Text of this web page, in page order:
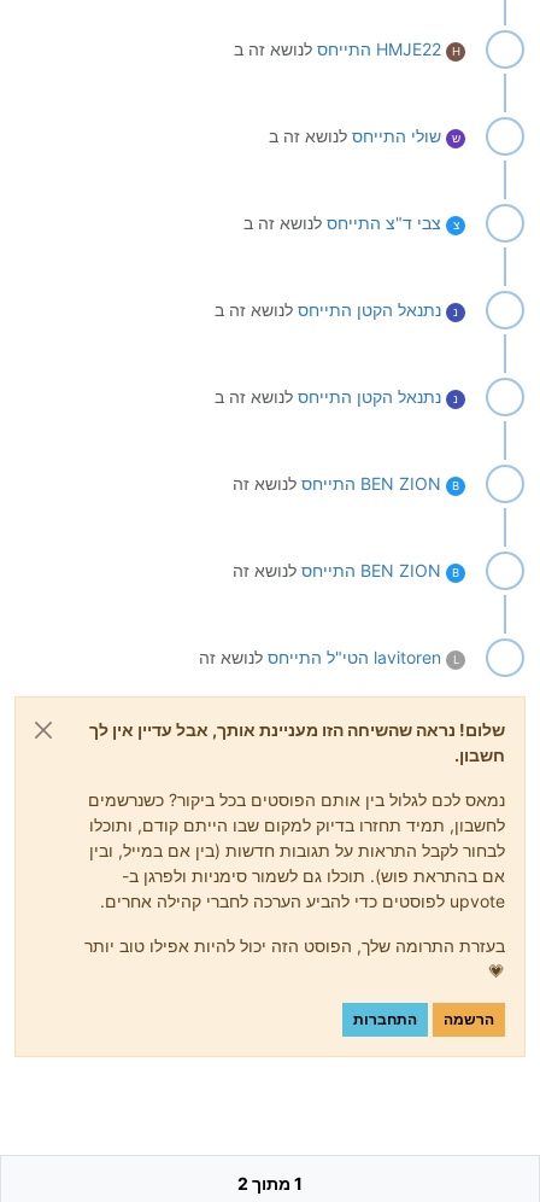
H
HMJE22 התייחס לנושא זה ב
ש שולי התייחס לנושא זה ב
צ צבי ד"צ התייחס לנושא זה ב
נ נתנאל הקטן התייחס לנושא זה ב
נ נתנאל הקטן התייחס לנושא זה ב
B
BEN ZION התייחס לנושא זה
B
BEN ZION התייחס לנושא זה
L lavitoren הטי"ל התייחס לנושא זה
שלום! נראה שהשיחה הזו מעניינת אותך, אבל עדיין אין לך
חשבון.
נמאס לכם לגלול בין אותם הפוסטים בכל ביקור? כשנרשמים
לחשבון, תמיד תחזרו בדיוק למקום שבו הייתם קודם, ותוכלו
לבחור לקבל התראות על תגובות חדשות (בין אם במייל, ובין
אם בהתראת פוש). תוכלו גם לשמור סימניות ולפרגן ב-
upvote לפוסטים כדי להביע הערכה לחברי קהילה אחרים.
בעזרת התרומה שלך, הפוסט הזה יכול להיות אפילו טוב יותר
💗
הרשמה התחברות
1 מתוך 2